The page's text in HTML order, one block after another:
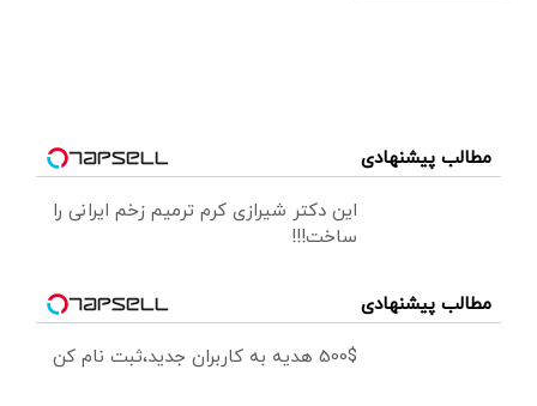
مطالب پیشنهادی
این دکتر شیرازی کرم ترمیم زخم ایرانی را
ساخت!!!
مطالب پیشنهادی
500$ هدیه به کاربران جدید،ثبت نام کن